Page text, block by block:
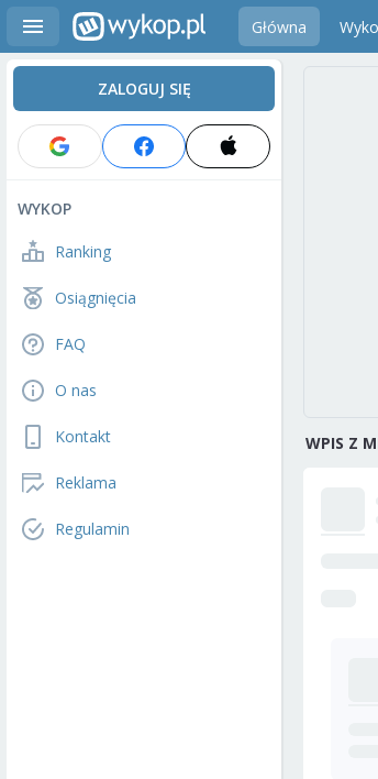
Główna
ZALOGUJ SIĘ
WYKOP
Ranking
Osiągnięcia
FAQ
O nas
Kontakt
Reklama
Regulamin
WPIS Z